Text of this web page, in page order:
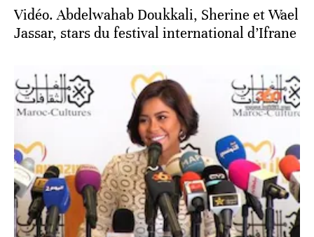
Vidéo. Abdelwahab Doukkali, Sherine et Wael
Jassar, stars du festival international d’Ifrane